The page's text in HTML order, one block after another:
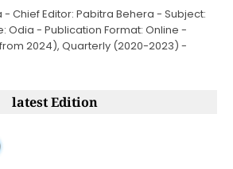
- Chief Editor: Pabitra Behera - Subject:
Odia - Publication Format: Online -
2024), Quarterly (2020-2023) -
latest Edition